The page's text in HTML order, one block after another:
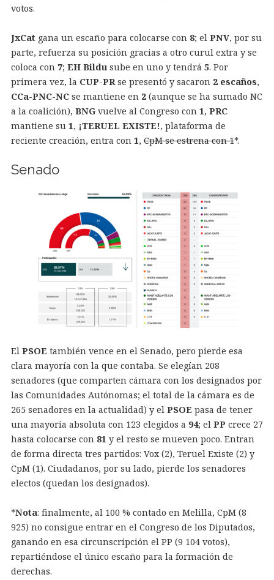
votos.
JxCat gana un escaño para colocarse con 8; el PNV, por su
parte, refuerza su posición gracias a otro curul extra y se
coloca con 7; EH Bildu sube en uno y tendrá 5. Por
primera vez, la CUP-PRse presentó y sacaron 2 escaños,
CCa-PNC-NCse mantiene en 2(aunque se ha sumado NC
a la coalición), BNGvuelve al Congreso con 1, PRC
mantiene su 1, ¡TERUEL EXISTE!, plataforma de
reciente creación, entra con 1, CpM se estrena con 1*.
Senado
El PSOE también vence en el Senado, pero pierde esa
clara mayoría con la que contaba. Se elegían 208
senadores (que comparten cámara con los designados por
las Comunidades Autónomas; el total de la cámara es de
265 senadores en la actualidad) y el PSOE pasa de tener
una mayoría absoluta con 123 elegidos a 94; el PP crece 27
hasta colocarse con 81 y el resto se mueven poco. Entran
de forma directa tres partidos: Vox (2), Teruel Existe (2) y
CpM (1). Ciudadanos, por su lado, pierde los senadores
electos (quedan los designados).
*Nota: finalmente, al 100 % contado en Melilla, CpM (8
925) no consigue entrar en el Congreso de los Diputados,
ganando en esa circunscripción el PP (9 104 votos),
repartiéndose el único escaño para la formación de
derechas.